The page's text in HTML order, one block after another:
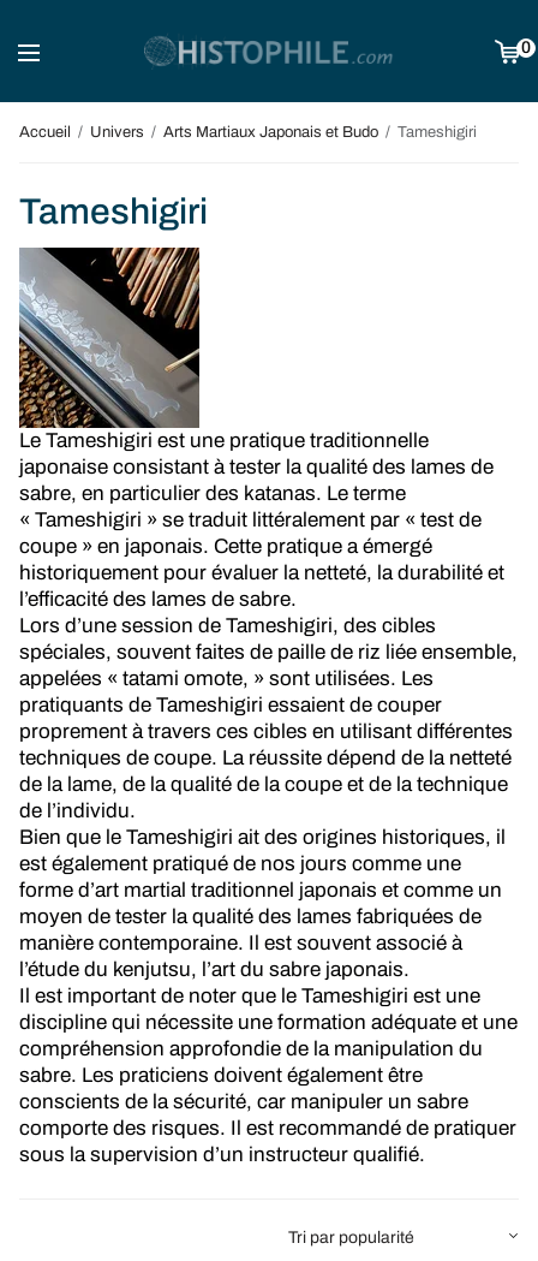
0
Accueil / Univers / Arts Martiaux Japonais et Budo / Tameshigiri
Tameshigiri
Le Tameshigiri est une pratique traditionnelle
japonaise consistant à tester la qualité des lames de
sabre, en particulier des katanas. Le terme
« Tameshigiri » se traduit littéralement par « test de
coupe » en japonais. Cette pratique a émergé
historiquement pour évaluer la netteté, la durabilité et
l’efficacité des lames de sabre.
Lors d’une session de Tameshigiri, des cibles
spéciales, souvent faites de paille de riz liée ensemble,
appelées « tatami omote, » sont utilisées. Les
pratiquants de Tameshigiri essaient de couper
proprement à travers ces cibles en utilisant différentes
techniques de coupe. La réussite dépend de la netteté
de la lame, de la qualité de la coupe et de la technique
de l’individu.
Bien que le Tameshigiri ait des origines historiques, il
est également pratiqué de nos jours comme une
forme d’art martial traditionnel japonais et comme un
moyen de tester la qualité des lames fabriquées de
manière contemporaine. Il est souvent associé à
l’étude du kenjutsu, l’art du sabre japonais.
Il est important de noter que le Tameshigiri est une
discipline qui nécessite une formation adéquate et une
compréhension approfondie de la manipulation du
sabre. Les praticiens doivent également être
conscients de la sécurité, car manipuler un sabre
comporte des risques. Il est recommandé de pratiquer
sous la supervision d’un instructeur qualifié.